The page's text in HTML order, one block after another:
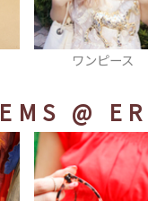
ストライプ
ラウス
@